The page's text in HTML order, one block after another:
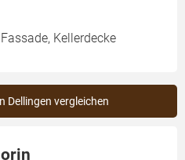
Kellerdecke
Dellingen vergleichen